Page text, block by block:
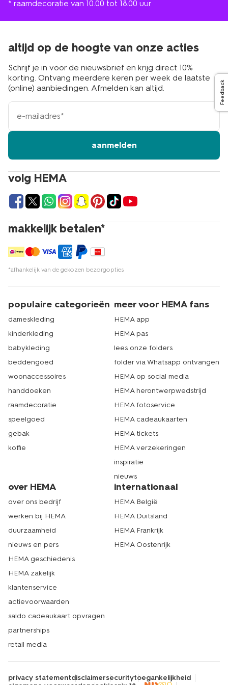
* raamdecoratie van 10.00 tot 18.00 uur
volg HEMA
makkelijk betalen*
*afhankelijk van de gekozen bezorgopties
altijd op de hoogte van onze acties
Schrijf je in voor de nieuwsbrief en krijg direct 10%
korting. Ontvang meerdere keren per week de laatste
(online) aanbiedingen. Afmelden kan altijd.
e-
mailadres
aanmelden
populaire categorieën
dameskleding
kinderkleding
babykleding
beddengoed
woonaccessoires
handdoeken
raamdecoratie
speelgoed
gebak
koffie
meer voor HEMA fans
HEMA app
HEMA pas
lees onze folders
folder via Whatsapp ontvangen
HEMA op social media
HEMA herontwerpwedstrijd
HEMA fotoservice
HEMA cadeaukaarten
HEMA tickets
HEMA verzekeringen
inspiratie
nieuws
over HEMA
over ons bedrijf
werken bij HEMA
duurzaamheid
nieuws en pers
HEMA geschiedenis
HEMA zakelijk
klantenservice
actievoorwaarden
saldo cadeaukaart opvragen
partnerships
retail media
internationaal
HEMA België
HEMA Duitsland
HEMA Frankrijk
HEMA Oostenrijk
privacy statementdisclaimersecuritytoegankelijkheid
Feedback